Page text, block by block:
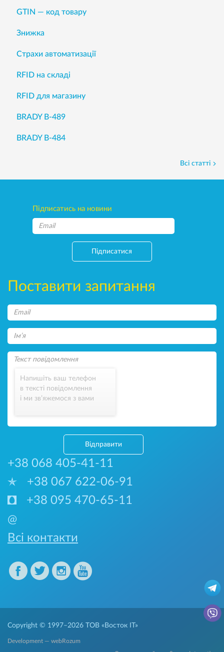
GTIN — код товару
Знижка
Страхи автоматизації
RFID на складі
RFID для магазину
BRADY B-489
BRADY B-484
Всі статті
Підписатись на новини
Підписатися
Поставити запитання
Напишіть ваш телефон
в тексті повідомлення
і ми зв’яжемося з вами
Відправити
+38 068 405-41-11
+38 067 622-06-91
+38 095 470-65-11
@
Всі контакти
Copyright © 1997–2026 ТОВ «Восток IT»
Development — webRozum